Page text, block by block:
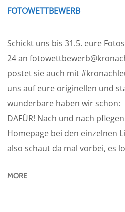
FOTOWETTBEWERB
Schickt uns bis 31.5. eure
24 an
postet sie auch mit
uns auf eure originellen und
wunderbare haben wir schon:
DAFÜR! Nach und nach
Homepage bei den einzelnen
also schaut da mal vorbei, es
MORE